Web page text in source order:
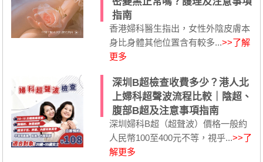
指南
香港婦科醫生指出，女性外陰皮膚本
身比身體其他位置含有較多...>>了解
更多
深圳B超檢查收費多少？港人北
上婦科超聲波流程比較｜陰超、
腹部B超及注意事項指南
深圳婦科B超（超聲波）價格一般約
人民幣100至400元不等，視乎...>>了
解更多